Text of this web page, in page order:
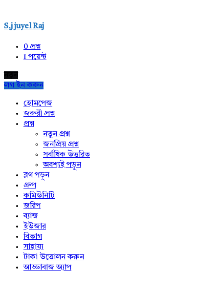
S,j juyel Raj
0 প্রশ্ন
1পয়েন্ট
লগ ইন করুন
Exploreহোমপেজ
জরুরী প্রশ্ন
প্রশ্ন
নতুন প্রশ্ন
জনপ্রিয় প্রশ্ন
সর্বাধিক উত্তরিত
অবশ্যই পড়ুন
ব্লগ পড়ুন
গ্রুপ
কমিউনিটি
জরিপ
ব্যাজ
ইউজার
বিভাগ
সাহায্য
টাকা উত্তোলন করুন
আড্ডাবাজ অ্যাপ